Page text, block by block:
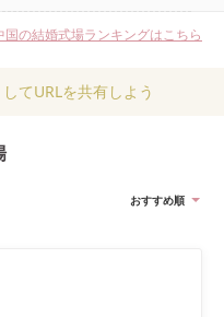
国の結婚式場ランキングはこちら
てURLを共有しよう
おすすめ順